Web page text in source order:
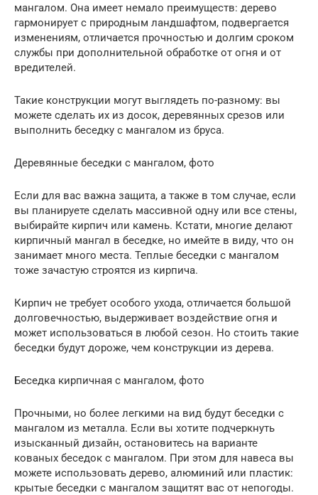
мангалом. Она имеет немало преимуществ: дерево
гармонирует с природным ландшафтом, подвергается
изменениям, отличается прочностью и долгим сроком
службы при дополнительной обработке от огня и от
вредителей.
Такие конструкции могут выглядеть по-разному: вы
можете сделать их из досок, деревянных срезов или
выполнить беседку с мангалом из бруса.
Деревянные беседки с мангалом, фото
Если для вас важна защита, а также в том случае, если
вы планируете сделать массивной одну или все стены,
выбирайте кирпич или камень. Кстати, многие делают
кирпичный мангал в беседке, но имейте в виду, что он
занимает много места. Теплые беседки с мангалом
тоже зачастую строятся из кирпича.
Кирпич не требует особого ухода, отличается большой
долговечностью, выдерживает воздействие огня и
может использоваться в любой сезон. Но стоить такие
беседки будут дороже, чем конструкции из дерева.
Беседка кирпичная с мангалом, фото
Прочными, но более легкими на вид будут беседки с
мангалом из металла. Если вы хотите подчеркнуть
изысканный дизайн, остановитесь на варианте
кованых беседок с мангалом. При этом для навеса вы
можете использовать дерево, алюминий или пластик:
крытые беседки с мангалом защитят вас от непогоды.